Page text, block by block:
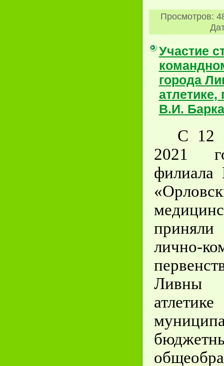
Просмотров:
Участие
города
атлетике,
В.И.
С 12
2021
лично-
Ливны